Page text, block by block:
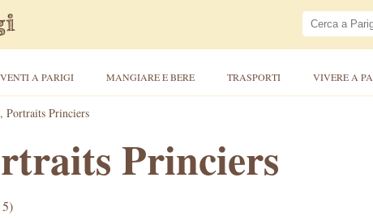
A PARIGI MANGIARE E BERE TRASPORTI VIVERE A
Portraits Princiers
Princiers
5)